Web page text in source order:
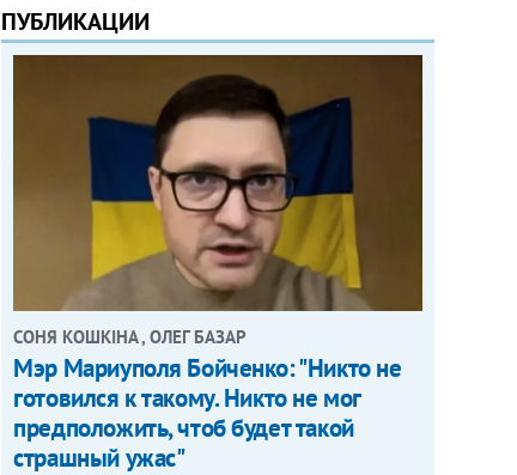
ПУБЛИКАЦИИ
СОНЯ КОШКІНА , ОЛЕГ БАЗАР
Мэр Мариуполя Бойченко: "Никто не
готовился к такому. Никто не мог
предположить, чтоб будет такой
страшный ужас"